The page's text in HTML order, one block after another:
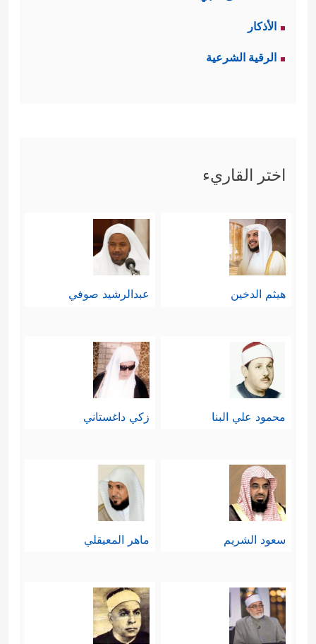
الأذكار
الرقية الشرعية
اختر القاريء
هيثم الدخين عبدالرشيد صوفي
محمود علي البنا زكي داغستاني
سعود الشريم ماهر المعيقلي